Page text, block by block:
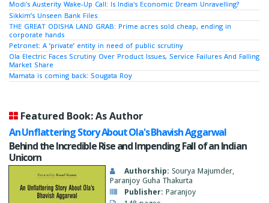
Modi's Austerity Wake-Up Call: Is India's Economic Dream Unravelling?
Sikkim’s Unseen Bank Files
THE GREAT ODISHA LAND GRAB: Prime acres sold cheap, ending in
corporate hands
Petronet: A ‘private’ entity in need of public scrutiny
Ola Electric Faces Scrutiny Over Product Issues, Service Failures And Falling
Market Share
Mamata is coming back: Sougata Roy
Featured Book: As Author
An Unflattering Story About Ola's Bhavish Aggarwal
Behind the Incredible Rise and Impending Fall of an Indian
Unicorn
Authorship: Sourya Majumder,
Paranjoy Guha Thakurta
Publisher: Paranjoy